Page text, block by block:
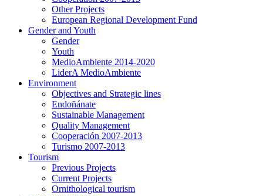
Other Projects
European Regional Development Fund
Gender and Youth
Gender
Youth
MedioAmbiente 2014-2020
LiderA MedioAmbiente
Environment
Objectives and Strategic lines
Endoñánate
Sustainable Management
Quality Management
Cooperación 2007-2013
Turismo 2007-2013
Tourism
Previous Projects
Current Projects
Ornithological tourism